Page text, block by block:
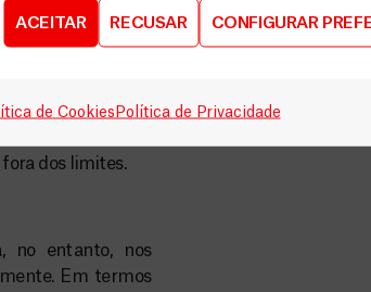
ACEITAR RECUSAR CONFIGURAR
de Cookies Política de Privacidade
crescente de
quase 10% das
e precisam ser
devido ao
dos lados, é
dos limites.
no entanto, nos
Em termos